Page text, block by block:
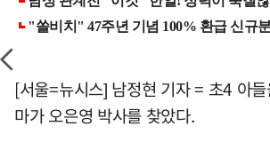
[서울=뉴시스] 남정현 기자 = 초4 아
마가 오은영 박사를 찾았다.